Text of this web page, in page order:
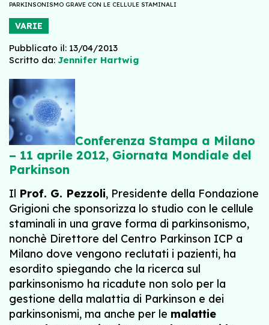
PARKINSONISMO GRAVE CON LE CELLULE STAMINALI
VARIE
Pubblicato il: 13/04/2013
Scritto da: Jennifer Hartwig
Conferenza Stampa a Milano
– 11 aprile 2012, Giornata Mondiale del
Parkinson
Il Prof. G. Pezzoli, Presidente della Fondazione
Grigioni che sponsorizza lo studio con le cellule
staminali in una grave forma di parkinsonismo,
nonchè Direttore del Centro Parkinson ICP a
Milano dove vengono reclutati i pazienti, ha
esordito spiegando che la ricerca sul
parkinsonismo ha ricadute non solo per la
gestione della malattia di Parkinson e dei
parkinsonismi, ma anche per le malattie